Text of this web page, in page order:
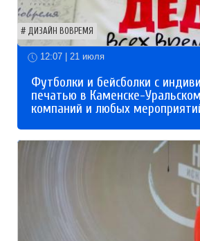
ДИЗАЙН ВОВРЕМЯ
12:07 | 21 июля
Футболки и бейсболки с
печатью в Каменске-
компаний и любых